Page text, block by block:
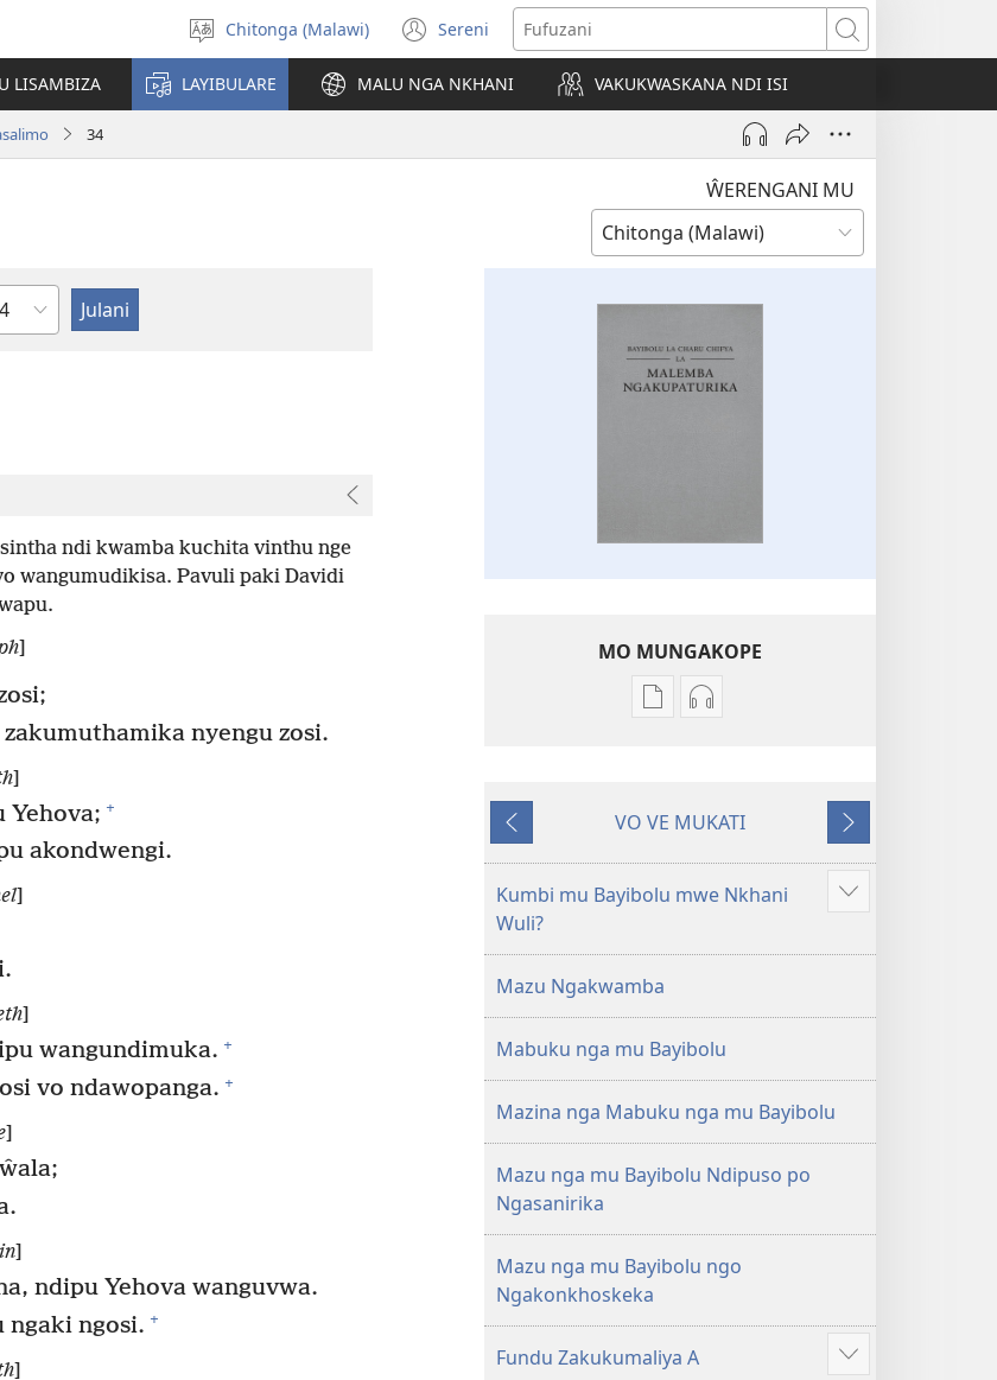
Sankhani
chineneru
Chitonga (Malawi) Sereni
(Lajula
Peji
Linyaki)
Fufuzani
LISAMBIZA LAYIBULARE MALU NGA NKHANI VAKUKWASKANA NDI ISI
34
ŴERENGANI MU
ndi kwamba kuchita vinthu nge
wangumudikisa. Pavuli paki Davidi
]
nyengu zosi.
]
Yehova; +
akondwengi.
]
]
wangundimuka. +
vo ndawopanga. +
]
]
ndipu Yehova wanguvwa.
ngaki ngosi. +
]
MO MUNGAKOPE
Nthowa
la
Chifya
la
Nthowa
vakuvwisiya
Charu
Ngakupaturika
Wereriyani
VO VE MUKATI
Panthazi
Kumbi mu Bayibolu mwe Nkhani
Wuli?
Longoni
Mazu Ngakwamba
Mabuku nga mu Bayibolu
Mazina nga Mabuku nga mu Bayibolu
Mazu nga mu Bayibolu Ndipuso po
Ngasanirika
Mazu nga mu Bayibolu ngo
Ngakonkhoskeka
Fundu Zakukumaliya A
Longoni